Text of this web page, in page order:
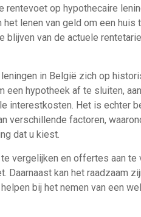
rentevoet op hypothecaire
lenen van geld om een huis
van de actuele
in België zich op
een hypotheek af te sluiten,
interestkosten. Het is echter
verschillende factoren,
dat u kiest.
vergelijken en offertes aan te
kan het raadzaam
bij het nemen van een